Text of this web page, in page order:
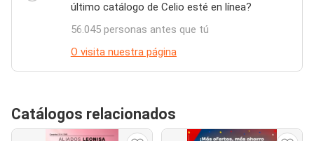
último catálogo de Celio esté en línea?
56.045 personas antes que tú
O visita nuestra página
Catálogos relacionados